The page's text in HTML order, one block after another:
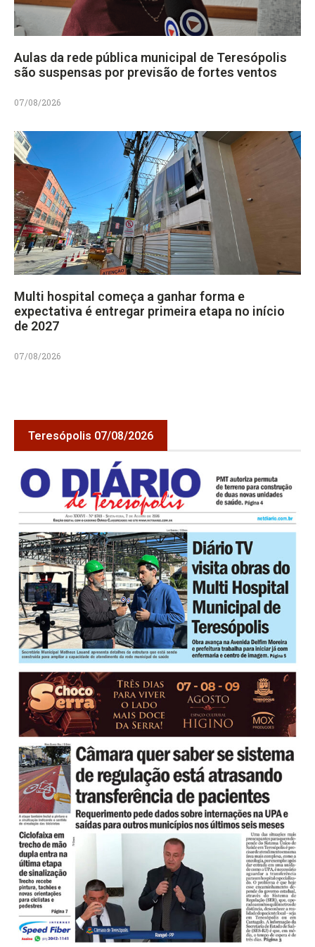
Aulas da rede pública municipal de Teresópolis
são suspensas por previsão de fortes ventos
07/08/2026
Multi hospital começa a ganhar forma e
expectativa é entregar primeira etapa no início
de 2027
07/08/2026
Teresópolis 07/08/2026